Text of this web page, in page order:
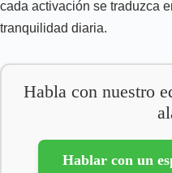
cada activación se traduzca
tranquilidad diaria.
Habla con nuestro
Hablar con un